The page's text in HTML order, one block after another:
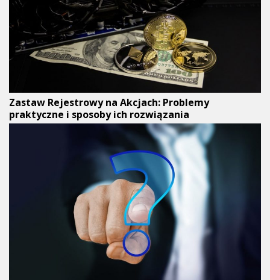
Zastaw Rejestrowy na Akcjach: Problemy
praktyczne i sposoby ich rozwiązania